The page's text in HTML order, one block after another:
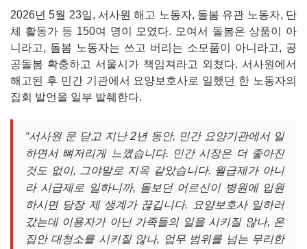
2026년 5월 23일, 서사원 해고 노동자, 돌봄 유관 노동자, 단
체 활동가 등 150여 명이 모였다. 모여서 돌봄은 상품이 아
니라고, 돌봄 노동자는 쓰고 버리는 소모품이 아니라고, 공
공돌봄 확충하고 서울시가 책임져라고 외쳤다. 서사원에서
해고된 후 민간 기관에서 요양보호사로 일했던 한 노동자의
집회 발언을 일부 발췌한다.
“서사원 문 닫고 지난 2년 동안, 민간 요양기관에서 일
하면서 뼈저리게 느꼈습니다. 민간 시장은 더 좋아진
것도 없이, 그야말로 지옥 같았습니다. 월급제가 아니
라 시급제로 일하니까, 돌보던 어르신이 병원에 입원
하시면 당장 제 생계가 끊깁니다. 요양보호사 일하러
갔는데 이용자가 아닌 가족들의 일을 시키질 않나, 온
집안 대청소를 시키질 않나, 업무 범위를 넘는 무리한